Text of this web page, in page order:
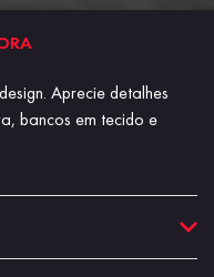
Aprecie detalhes
bancos em tecido e